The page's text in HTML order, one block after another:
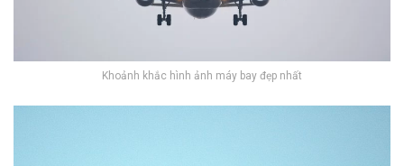
Khoảnh khắc hình ảnh máy bay đẹp nhất